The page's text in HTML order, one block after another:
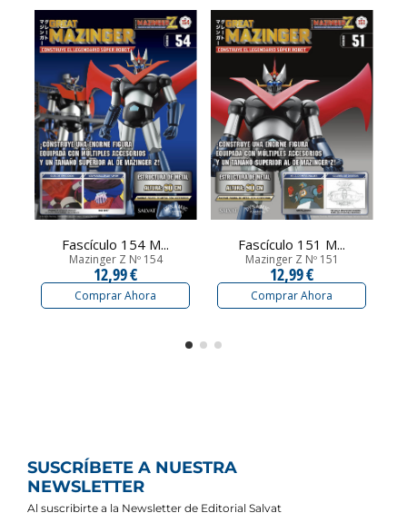
Fascículo 154 M...
Mazinger Z Nº 154
12,99 €
Comprar Ahora
Fascículo 151 M...
Mazinger Z Nº 151
12,99 €
Comprar Ahora
SUSCRÍBETE A NUESTRA
NEWSLETTER
Al suscribirte a la Newsletter de Editorial Salvat